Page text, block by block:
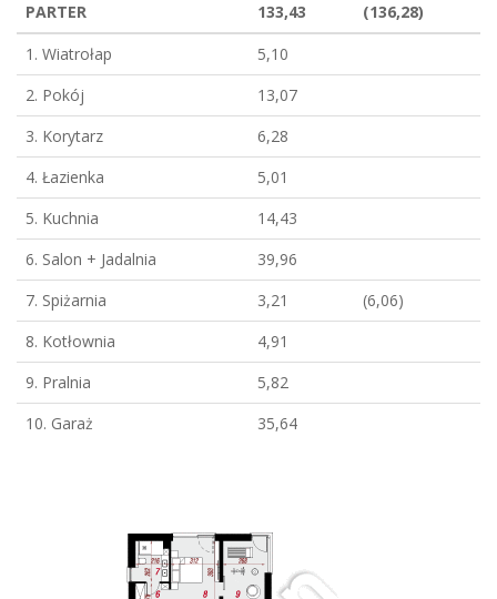
PARTER 133,43
(136,28)
1. Wiatrołap
5,10
2. Pokój
13,07
3. Korytarz
6,28
4. Łazienka
5,01
5. Kuchnia
14,43
6. Salon + Jadalnia
39,96
7. Spiżarnia
3,21
(6,06)
8. Kotłownia
4,91
9. Pralnia
5,82
10. Garaż
35,64